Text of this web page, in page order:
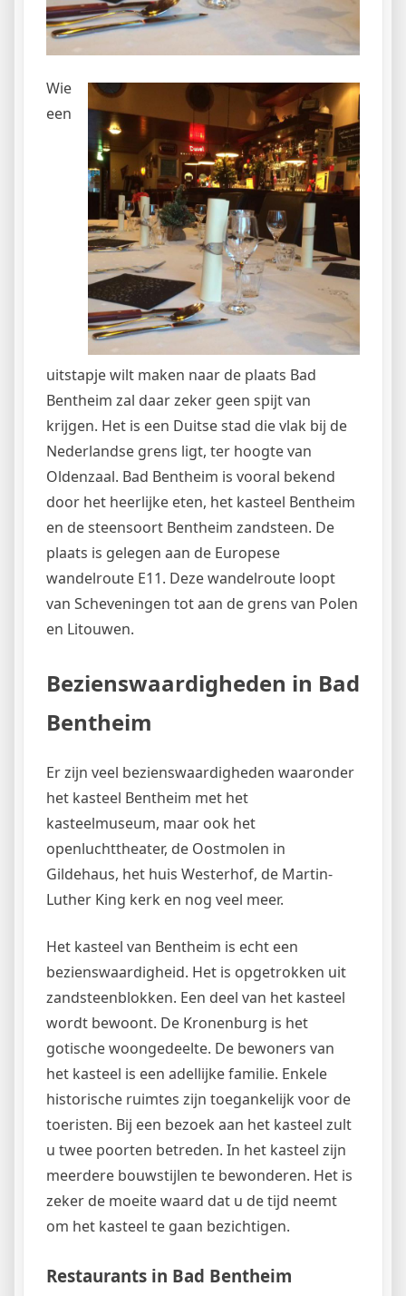
Wie
een
uitstapje wilt maken naar de plaats Bad
Bentheim zal daar zeker geen spijt van
krijgen. Het is een Duitse stad die vlak bij de
Nederlandse grens ligt, ter hoogte van
Oldenzaal. Bad Bentheim is vooral bekend
door het heerlijke eten, het kasteel Bentheim
en de steensoort Bentheim zandsteen. De
plaats is gelegen aan de Europese
wandelroute E11. Deze wandelroute loopt
van Scheveningen tot aan de grens van Polen
en Litouwen.
Bezienswaardigheden in Bad
Bentheim
Er zijn veel bezienswaardigheden waaronder
het kasteel Bentheim met het
kasteelmuseum, maar ook het
openluchttheater, de Oostmolen in
Gildehaus, het huis Westerhof, de Martin-
Luther King kerk en nog veel meer.
Het kasteel van Bentheim is echt een
bezienswaardigheid. Het is opgetrokken uit
zandsteenblokken. Een deel van het kasteel
wordt bewoont. De Kronenburg is het
gotische woongedeelte. De bewoners van
het kasteel is een adellijke familie. Enkele
historische ruimtes zijn toegankelijk voor de
toeristen. Bij een bezoek aan het kasteel zult
u twee poorten betreden. In het kasteel zijn
meerdere bouwstijlen te bewonderen. Het is
zeker de moeite waard dat u de tijd neemt
om het kasteel te gaan bezichtigen.
Restaurants in Bad Bentheim